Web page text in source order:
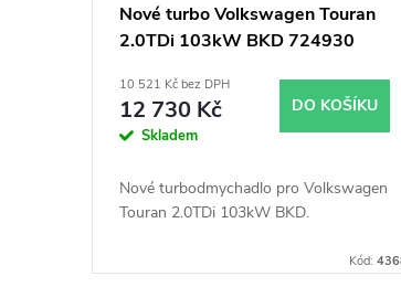
Nové turbo Volkswagen Touran
2.0TDi 103kW BKD 724930
10 521 Kč bez DPH
12 730 Kč
Skladem
DO KOŠÍKU
Nové turbodmychadlo pro Volkswagen
Touran 2.0TDi 103kW BKD.
Kód: